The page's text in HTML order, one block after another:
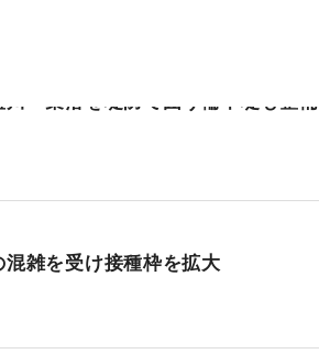
川 集落を堤防で囲う輪中堤も整備
雑を受け接種枠を拡大